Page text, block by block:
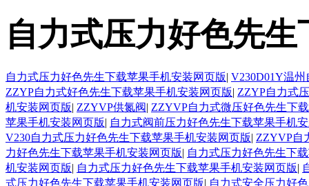
自力式压力好色先
自力式压力好色先生下载苹果手机安装网页版| V230D01Y温
ZZYP自力式好色先生下载苹果手机安装网页版| ZZYP自力式
机安装网页版| ZZYVP供氮阀| ZZYVP自力式微压好色先生下
苹果手机安装网页版| 自力式阀前压力好色先生下载苹果手机
V230自力式压力好色先生下载苹果手机安装网页版| ZZYVP自
力好色先生下载苹果手机安装网页版| 自力式压力好色先生下
机安装网页版| 自力式压力好色先生下载苹果手机安装网页版|
式压力好色先生下载苹果手机安装网页版| 自力式安全压力好